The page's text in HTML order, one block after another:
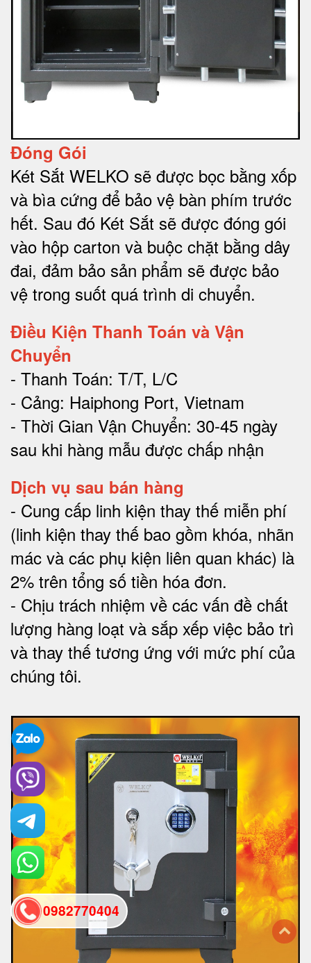
Đóng Gói
Két Sắt WELKO sẽ được bọc bằng xốp
và bìa cứng để bảo vệ bàn phím trước
hết. Sau đó Két Sắt sẽ được đóng gói
vào hộp carton và buộc chặt bằng dây
đai, đảm bảo sản phẩm sẽ được bảo
vệ trong suốt quá trình di chuyển.
Điều Kiện Thanh Toán và Vận
Chuyển
- Thanh Toán: T/T, L/C
- Cảng: Haiphong Port, Vietnam
- Thời Gian Vận Chuyển: 30-45 ngày
sau khi hàng mẫu được chấp nhận
Dịch vụ sau bán hàng
- Cung cấp linh kiện thay thế miễn phí
(linh kiện thay thế bao gồm khóa, nhãn
mác và các phụ kiện liên quan khác) là
2% trên tổng số tiền hóa đơn.
- Chịu trách nhiệm về các vấn đề chất
lượng hàng loạt và sắp xếp việc bảo trì
và thay thế tương ứng với mức phí của
chúng tôi.
0982770404